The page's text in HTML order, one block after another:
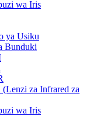
wa Iris
ya Usiku
Bunduki
za Infrared za
wa Iris